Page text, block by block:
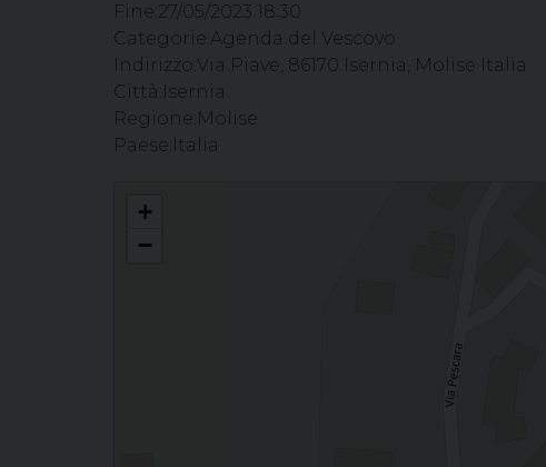
Fine: 27/05/2023 18:30
Categorie: Agenda del Vescovo
Indirizzo: Via Piave, 86170 Isernia, Molise Italia
Città: Isernia
Regione: Molise
Paese: Italia
+
−